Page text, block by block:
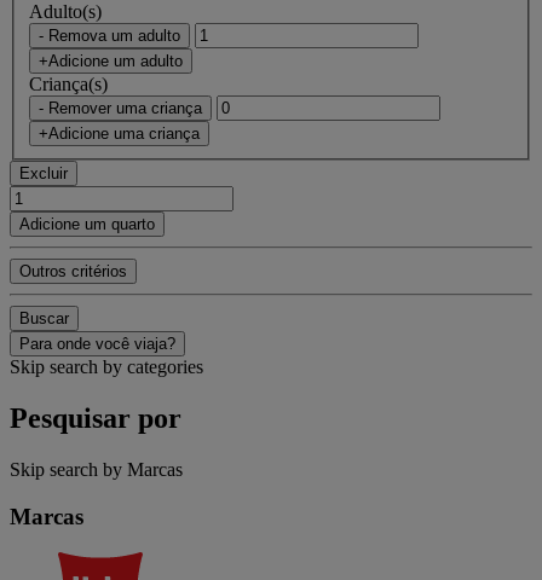
Adulto(s)
- Remova um adulto
+Adicione um adulto
Criança(s)
- Remover uma criança
+Adicione uma criança
Excluir
Adicione um quarto
Outros critérios
Buscar
Para onde você viaja?
Skip search by categories
Pesquisar por
Skip search by Marcas
Marcas